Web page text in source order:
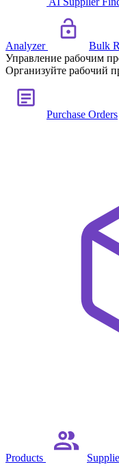
Analyzer Bulk
Управление рабочим
Организуйте рабочий
Purchase Orders
Products